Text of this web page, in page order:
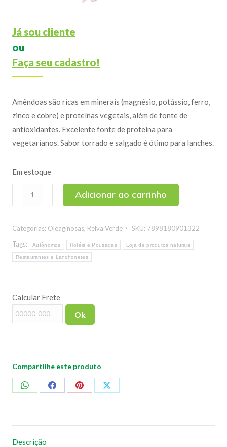
Já sou cliente
ou
Faça seu cadastro!
Amêndoas são ricas em minerais (magnésio, potássio, ferro,
zinco e cobre) e proteínas vegetais, além de fonte de
antioxidantes. Excelente fonte de proteína para
vegetarianos. Sabor torrado e salgado é ótimo para lanches.
Em estoque
250g
quantidade
Adicionar ao carrinho
Categorias: Oleaginosas, Relva Verde SKU: 7898180901322
Tags:
Autônomos Hotéis e Pousadas Loja de produtos naturais
Restaurantes e Lanchonetes
Calcular Frete
Ok
Compartilhe este produto
CompartilharCompartilharCompartilharCompartilhar
Descrição